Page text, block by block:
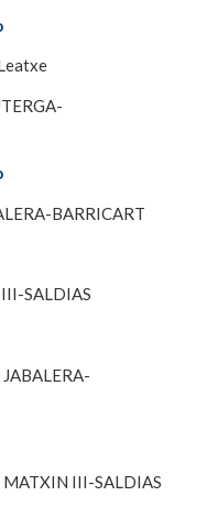
BARRICART
SALDIAS
III-SALDIAS